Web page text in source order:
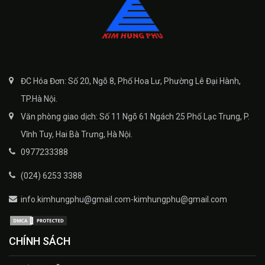
ĐC Hóa Đơn: Số 20, Ngõ 8, Phố Hoa Lư, Phường Lê Đại Hành,
TP.Hà Nội.
Văn phòng giao dịch: Số 11 Ngõ 61 Ngách 25 Phố Lạc Trung, P.
Vĩnh Tuy, Hai Bà Trưng, Hà Nội.
0977233388
(024) 6253 3388
info.kimhungphu@gmail.com-kimhungphu@gmail.com
CHÍNH SÁCH